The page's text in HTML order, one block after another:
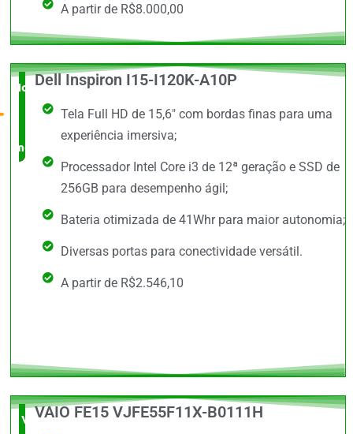
A partir de R$8.000,00
Novidade
no
mercado
Dell Inspiron I15-I120K-A10P
Tela Full HD de 15,6" com bordas finas para uma
experiência imersiva;
Processador Intel Core i3 de 12ª geração e SSD de
256GB para desempenho ágil;
Bateria otimizada de 41Whr para maior autonomia;
Diversas portas para conectividade versátil.
A partir de R$2.546,10
Vale a
VAIO FE15 VJFE55F11X-B0111H